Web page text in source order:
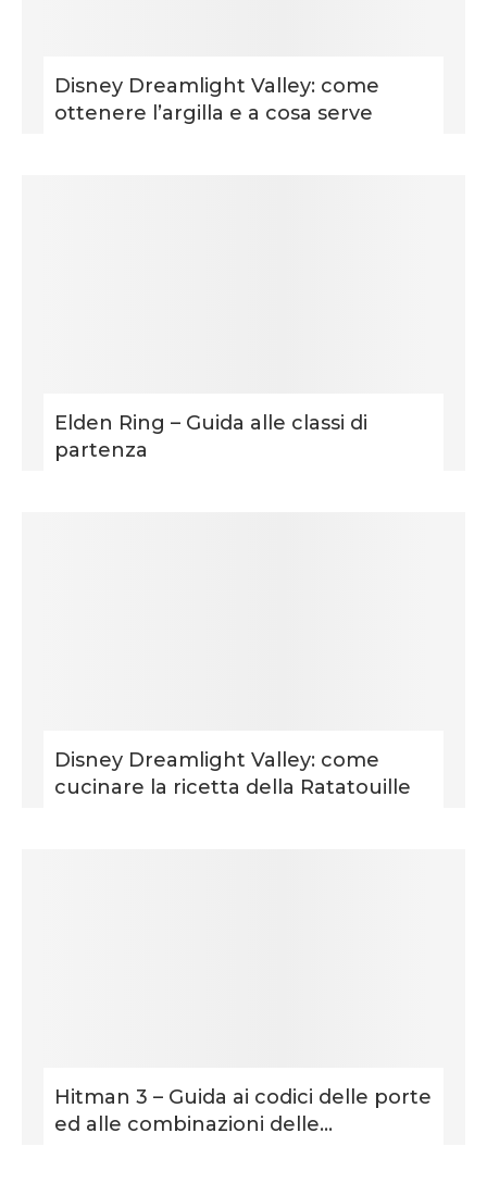
Disney Dreamlight Valley: come
ottenere l’argilla e a cosa serve
Elden Ring – Guida alle classi di
partenza
Disney Dreamlight Valley: come
cucinare la ricetta della Ratatouille
Hitman 3 – Guida ai codici delle porte
ed alle combinazioni delle...